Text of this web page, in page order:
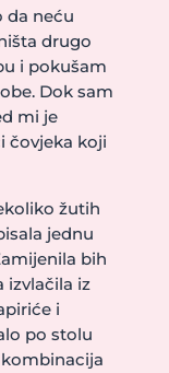
da neću
drugo
i pokušam
Dok sam
mi je
čovjeka koji
žutih
jednu
bih
izvlačila iz
i
po stolu